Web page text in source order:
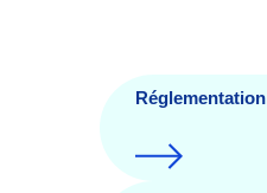
Réglementation